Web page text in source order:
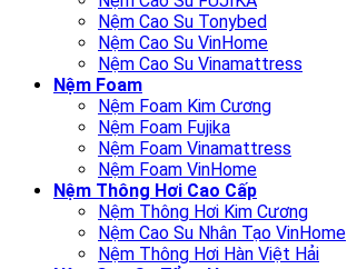
Nệm Cao Su Tonybed
Nệm Cao Su VinHome
Nệm Cao Su Vinamattress
Nệm Foam
Nệm Foam Kim Cương
Nệm Foam Fujika
Nệm Foam Vinamattress
Nệm Foam VinHome
Nệm Thông Hơi Cao Cấp
Nệm Thông Hơi Kim Cương
Nệm Cao Su Nhân Tạo VinHome
Nệm Thông Hơi Hàn Việt Hải